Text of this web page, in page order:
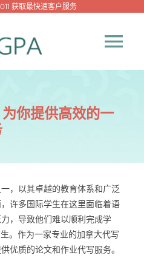
获取最快速客户服务
你提供高效的一
，以其卓越的教育体系和广泛
许多国际学生在这里面临着语
，导致他们难以顺利完成学
。作为一家专业的加拿大代写
优质的论文和作业代写服务。